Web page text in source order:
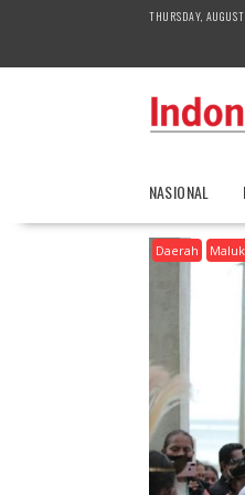
THURSDAY,
NASIONAL
Daerah